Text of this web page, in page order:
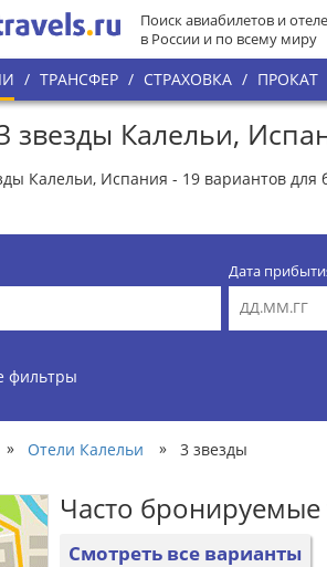
Поиск авиабилетов и
в России и по всему миру
/ ТРАНСФЕР / СТРАХОВКА / ПРОКАТ
звезды Калельи,
Калельи, Испания - 19 вариантов
Дата
фильтры
» Отели Калельи » 3 звезды
Часто
Смотреть все варианты